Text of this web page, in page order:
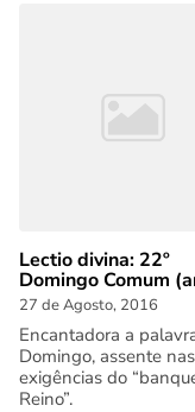
Lectio divina: 22º
Domingo Comum
27 de Agosto, 2016
Encantadora a
Domingo, assente nas
exigências do
Reino”.